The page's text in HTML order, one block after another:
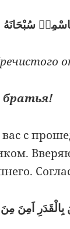
سُبْحَانَهُ
братья!
с
اَمِنَ مِنَ